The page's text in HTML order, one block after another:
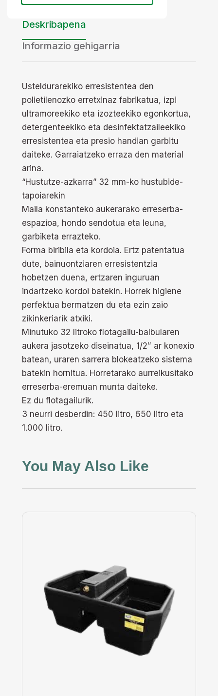
Deskribapena
Informazio gehigarria
Usteldurarekiko erresistentea den
polietilenozko erretxinaz fabrikatua, izpi
ultramoreekiko eta izozteekiko egonkortua,
detergenteekiko eta desinfektatzaileekiko
erresistentea eta presio handian garbitu
daiteke. Garraiatzeko erraza den material
arina.
“Hustutze-azkarra” 32 mm-ko hustubide-
tapoiarekin
Maila konstanteko aukerarako erreserba-
espazioa, hondo sendotua eta leuna,
garbiketa errazteko.
Forma biribila eta kordoia. Ertz patentatua
dute, bainuontziaren erresistentzia
hobetzen duena, ertzaren inguruan
indartzeko kordoi batekin. Horrek higiene
perfektua bermatzen du eta ezin zaio
zikinkeriarik atxiki.
Minutuko 32 litroko flotagailu-balbularen
aukera jasotzeko diseinatua, 1/2″ ar konexio
batean, uraren sarrera blokeatzeko sistema
batekin hornitua. Horretarako aurreikusitako
erreserba-eremuan munta daiteke.
Ez du flotagailurik.
3 neurri desberdin: 450 litro, 650 litro eta
1.000 litro.
You May Also Like